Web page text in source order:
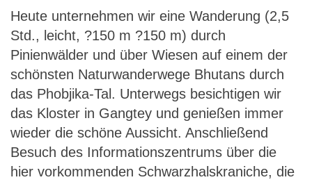
Heute unternehmen wir eine Wanderung (2,5
Std., leicht, ?150 m ?150 m) durch
Pinienwälder und über Wiesen auf einem der
schönsten Naturwanderwege Bhutans durch
das Phobjika-Tal. Unterwegs besichtigen wir
das Kloster in Gangtey und genießen immer
wieder die schöne Aussicht. Anschließend
Besuch des Informationszentrums über die
hier vorkommenden Schwarzhalskraniche, die